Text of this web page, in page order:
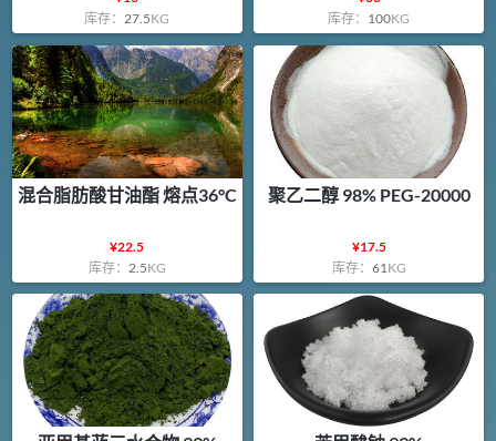
库存： 27.5KG
库存： 100KG
混合脂肪酸甘油酯 熔点36°C
¥22.5
库存： 2.5KG
聚乙二醇 98% PEG-20000
¥17.5
库存： 61 KG